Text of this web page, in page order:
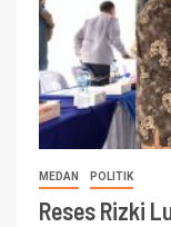
MEDAN POLITIK
Reses Rizki